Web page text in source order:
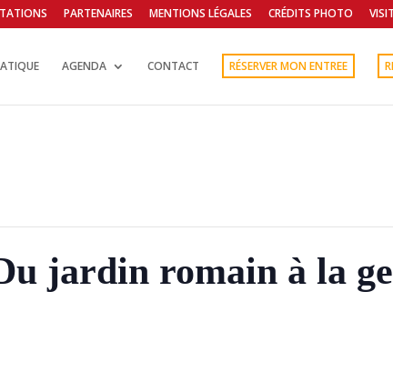
PARTENAIRES MENTIONS LÉGALES CRÉDITS PHOTO
AGENDA CONTACT RÉSERVER MON ENTREE
jardin romain à la